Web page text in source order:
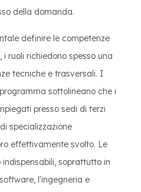
della domanda.
definire le competenze
i ruoli richiedono spesso una
tecniche e trasversali. I
sottolineano che i
presso sedi di terzi
specializzazione
effettivamente svolto. Le
soprattutto in
l'ingegneria e